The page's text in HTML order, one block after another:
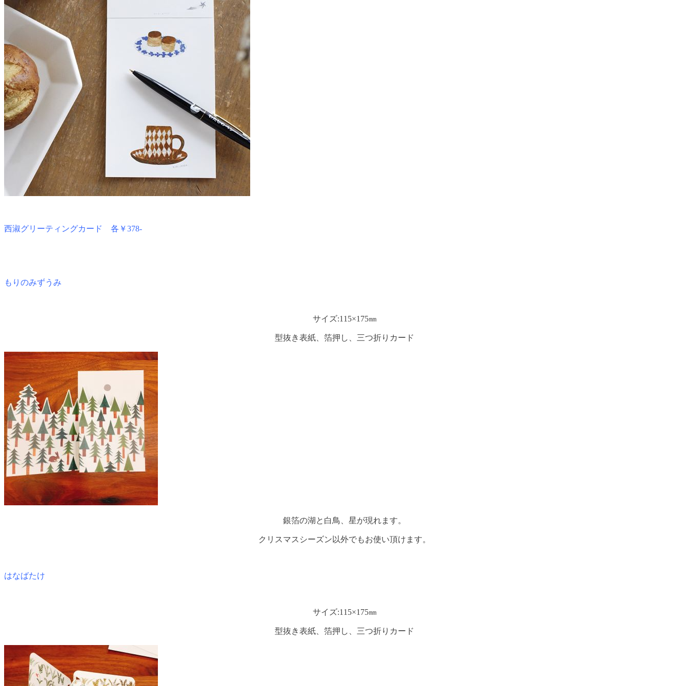
西淑グリーティングカード 各￥378-
もりのみずうみ
サイズ:115×175㎜
型抜き表紙、箔押し、三つ折りカード
銀箔の湖と白鳥、星が現れます。
クリスマスシーズン以外でもお使い頂けます。
はなばたけ
サイズ:115×175㎜
型抜き表紙、箔押し、三つ折りカード